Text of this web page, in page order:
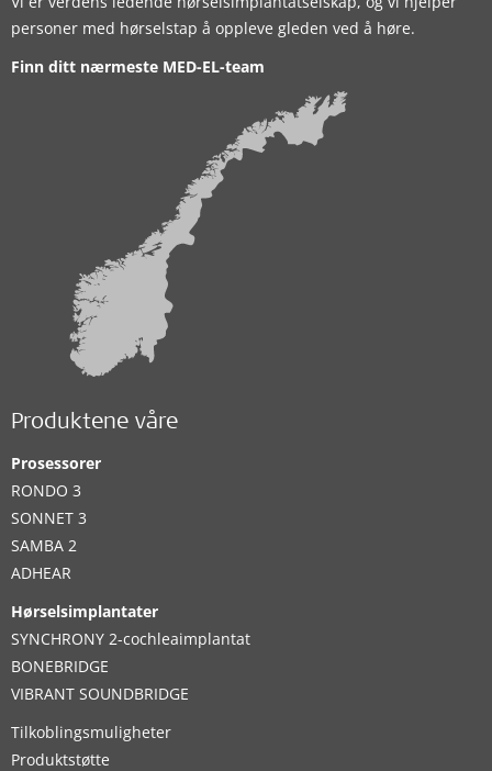
personer med hørselstap å oppleve gleden ved å høre.
Finn ditt nærmeste MED-EL-team
Produktene våre
Prosessorer
RONDO 3
SONNET 3
SAMBA 2
ADHEAR
Hørselsimplantater
SYNCHRONY 2-cochleaimplantat
BONEBRIDGE
VIBRANT SOUNDBRIDGE
Tilkoblingsmuligheter
Produktstøtte